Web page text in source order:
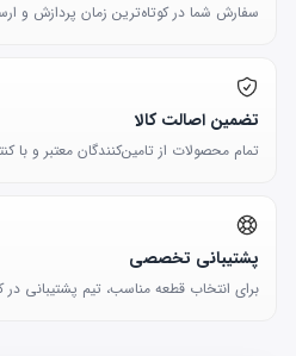
سفارش شما در کوتاه‌ترین زمان پردازش و
تضمین اصالت کالا
تمام محصولات از تامین‌کنندگان معتبر و با
پشتیبانی تخصصی
برای انتخاب قطعه مناسب، تیم پشتیبانی